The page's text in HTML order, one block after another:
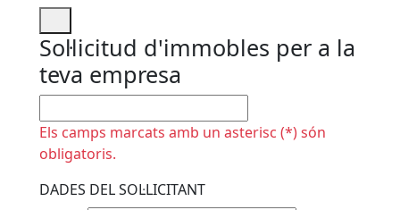
Sol·licitud d'immobles per a la
teva empresa
Els camps marcats amb un asterisc (*) són
obligatoris.
DADES DEL SOL·LICITANT